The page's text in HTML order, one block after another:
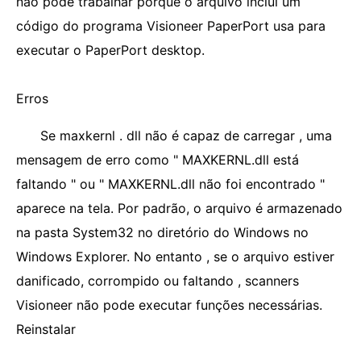
código do programa Visioneer PaperPort usa para
executar o PaperPort desktop.
Erros
Se maxkernl . dll não é capaz de carregar , uma
mensagem de erro como " MAXKERNL.dll está
faltando " ou " MAXKERNL.dll não foi encontrado "
aparece na tela. Por padrão, o arquivo é armazenado
na pasta System32 no diretório do Windows no
Windows Explorer. No entanto , se o arquivo estiver
danificado, corrompido ou faltando , scanners
Visioneer não pode executar funções necessárias.
Reinstalar